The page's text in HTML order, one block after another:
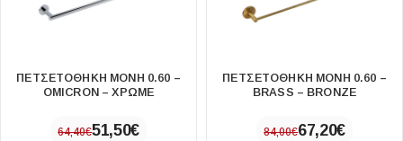
ΠΕΤΣΕΤΟΘΗΚΗ ΜΟΝΗ 0.60 –
OMICRON – ΧΡΩΜΕ
64,40€51,50€
ΠΕΤΣΕΤΟΘΗΚΗ ΜΟΝΗ 0.60 –
BRASS – BRONZE
84,00€67,20€